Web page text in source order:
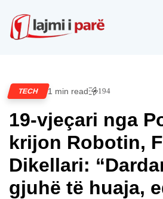
TECH 1 min read 194
19-vjeçari nga
krijon Robotin,
Dikellari:
gjuhë të huaja,